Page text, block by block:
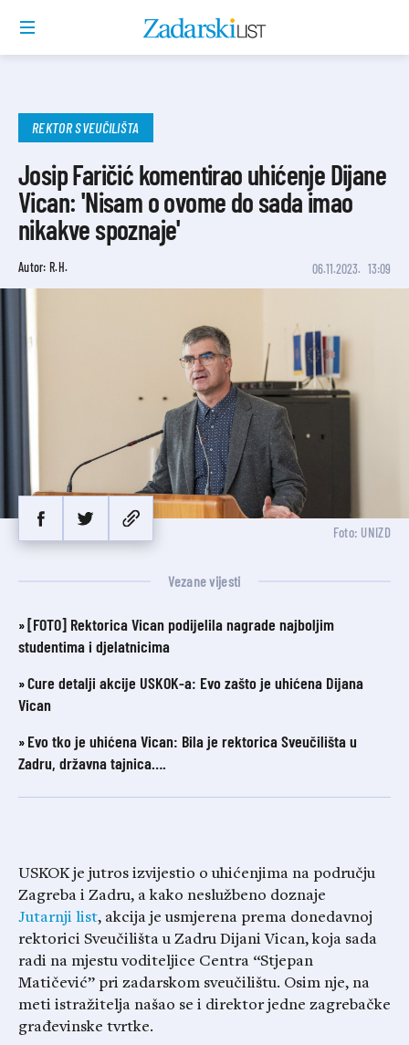
REKTOR SVEUČILIŠTA
Josip Faričić komentirao uhićenje Dijane
Vican: 'Nisam o ovome do sada imao
nikakve spoznaje'
Autor: R.H. 06.11.2023. 13:09
Foto: UNIZD
Vezane vijesti
[FOTO] Rektorica Vican podijelila nagrade najboljim
studentima i djelatnicima
Cure detalji akcije USKOK-a: Evo zašto je uhićena Dijana
Vican
Evo tko je uhićena Vican: Bila je rektorica Sveučilišta u
Zadru, državna tajnica….
USKOK je jutros izvijestio o uhićenjima na području
Zagreba i Zadru, a kako neslužbeno doznaje
Jutarnji list, akcija je usmjerena prema donedavnoj
rektorici Sveučilišta u Zadru Dijani Vican, koja sada
radi na mjestu voditeljice Centra “Stjepan
Matičević” pri zadarskom sveučilištu. Osim nje, na
meti istražitelja našao se i direktor jedne zagrebačke
građevinske tvrtke.